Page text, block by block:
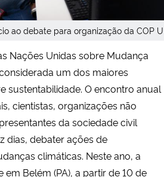
ao debate para organização da COP
Nações Unidas sobre Mudança
um dos maiores
sustentabilidade. O encontro anual
cientistas, organizações não
da sociedade civil
dias, debater ações de
climáticas. Neste ano, a
Belém (PA), a partir de 10 de